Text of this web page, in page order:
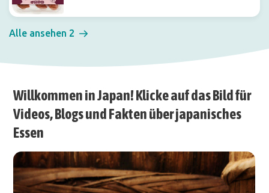
Alle ansehen 2
Willkommen in Japan! Klicke auf das Bild für
Videos, Blogs und Fakten über japanisches
Essen